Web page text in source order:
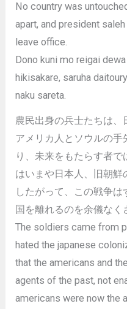
No country was
apart, and president
leave office.
Dono kuni mo reigai
hikisakare, saruha
naku sareta.
農民出身の兵士たちは、
アメリカ人とソウルの
り、未来をもたらす者で
はいまや日本人、旧朝鮮
したがって、この戦争
国を離れるのを余儀なく
The soldiers came from
hated the japanese
that the americans and
agents of the past, not
americans were now the